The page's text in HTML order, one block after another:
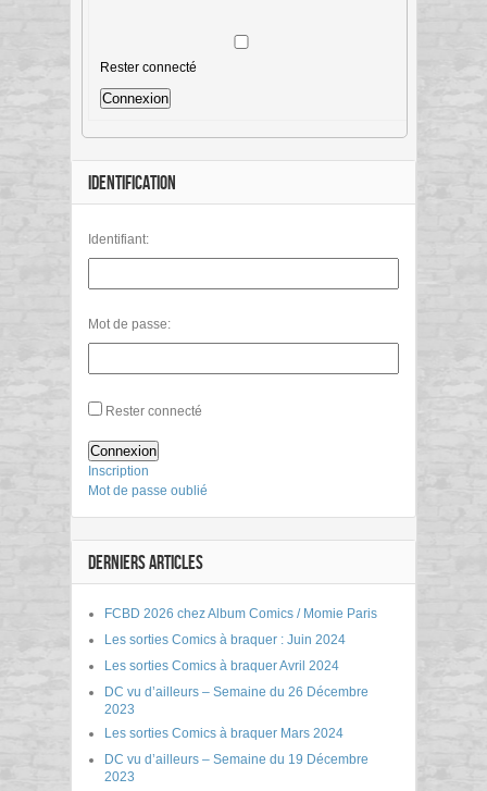
Rester connecté
Connexion
IDENTIFICATION
Identifiant:
Mot de passe:
Rester connecté
Connexion
Inscription
Mot de passe oublié
DERNIERS ARTICLES
FCBD 2026 chez Album Comics / Momie Paris
Les sorties Comics à braquer : Juin 2024
Les sorties Comics à braquer Avril 2024
DC vu d’ailleurs – Semaine du 26 Décembre
2023
Les sorties Comics à braquer Mars 2024
DC vu d’ailleurs – Semaine du 19 Décembre
2023